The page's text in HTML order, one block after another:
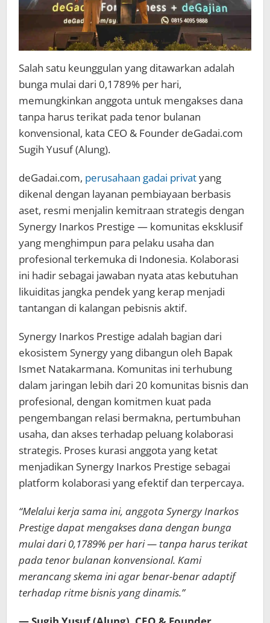
Salah satu keunggulan yang ditawarkan adalah
bunga mulai dari 0,1789% per hari,
memungkinkan anggota untuk mengakses dana
tanpa harus terikat pada tenor bulanan
konvensional, kata CEO & Founder deGadai.com
Sugih Yusuf (Alung).
deGadai.com, perusahaan gadai privatyang
dikenal dengan layanan pembiayaan berbasis
aset, resmi menjalin kemitraan strategis dengan
Synergy Inarkos Prestige — komunitas eksklusif
yang menghimpun para pelaku usaha dan
profesional terkemuka di Indonesia. Kolaborasi
ini hadir sebagai jawaban nyata atas kebutuhan
likuiditas jangka pendek yang kerap menjadi
tantangan di kalangan pebisnis aktif.
Synergy Inarkos Prestige adalah bagian dari
ekosistem Synergy yang dibangun oleh Bapak
Ismet Natakarmana. Komunitas ini terhubung
dalam jaringan lebih dari 20 komunitas bisnis dan
profesional, dengan komitmen kuat pada
pengembangan relasi bermakna, pertumbuhan
usaha, dan akses terhadap peluang kolaborasi
strategis. Proses kurasi anggota yang ketat
menjadikan Synergy Inarkos Prestige sebagai
platform kolaborasi yang efektif dan terpercaya.
“Melalui kerja sama ini, anggota Synergy Inarkos
Prestige dapat mengakses dana dengan bunga
mulai dari 0,1789% per hari — tanpa harus terikat
pada tenor bulanan konvensional. Kami
merancang skema ini agar benar-benar adaptif
terhadap ritme bisnis yang dinamis.”